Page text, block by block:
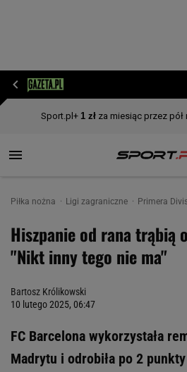
Piłka nożna Ligi zagraniczne Primera
Hiszpanie od rana trąbią
"Nikt inny tego nie ma"
Bartosz Królikowski
10 lutego 2025, 06:47
FC Barcelona wykorzystała
Madrytu i odrobiła po 2